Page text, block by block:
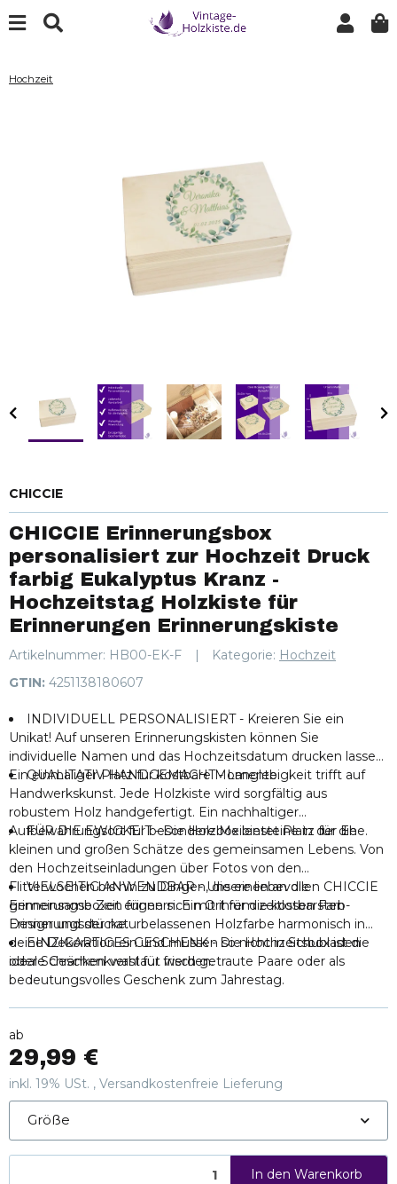
Hochzeit
CHICCIE
CHICCIE Erinnerungsbox
personalisiert zur Hochzeit Druck
farbig Eukalyptus Kranz -
Hochzeitstag Holzkiste für
Erinnerungen Erinnerungskiste
Artikelnummer: HB00-EK-F Kategorie: Hochzeit
GTIN: 4251138180607
INDIVIDUELL PERSONALISIERT - Kreieren Sie ein
Unikat! Auf unseren Erinnerungskisten können Sie
individuelle Namen und das Hochzeitsdatum drucken lassen.
Ein einmaliger Platz für kostbare Momente.
QUALITATIV HANDGEMACHT - Langlebigkeit trifft auf
Handwerkskunst. Jede Holzkiste wird sorgfältig aus
robustem Holz handgefertigt. Ein nachhaltiger
Aufbewahrungsort für besondere Meilensteine in der Ehe.
FÜR DIE EWIGKEIT - Die Holzbox bietet Platz für die
kleinen und großen Schätze des gemeinsamen Lebens. Von
den Hochzeitseinladungen über Fotos von den
Flitterwochen bis hin zu Dingen, die einen an die
gemeinsame Zeit erinnern. Ein Ort für die kostbarsten
Erinnerungsstücke.
VIELSEITIG ANWENDBAR - Unsere liebevollen CHICCIE
Erinnerungsboxen fügen sich mit ihrem zeitlosen Farb-
Design und der naturbelassenen Holzfarbe harmonisch in
deine Dekoration ein und müssen so nicht in Schubladen
oder Schränken verstaut werden.
EINZIGARTIGES GESCHENK - Die Hochzeitsbox ist die
ideale Geschenkwahl für frisch getraute Paare oder als
bedeutungsvolles Geschenk zum Jahrestag.
ab
29,99 €
inkl. 19% USt. , Versandkostenfreie Lieferung
Größe
In den Warenkorb